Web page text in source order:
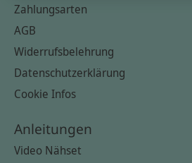
Zahlungsarten
AGB
Widerrufsbelehrung
Datenschutzerklärung
Cookie Infos
Anleitungen
Video Nähset